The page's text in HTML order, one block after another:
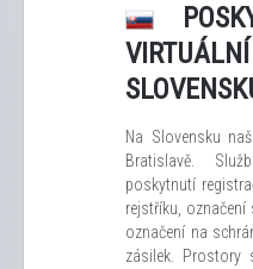
Na Slovensku
Bratislavě.
poskytnutí
rejstříku,
označení na
zásilek. Prostory